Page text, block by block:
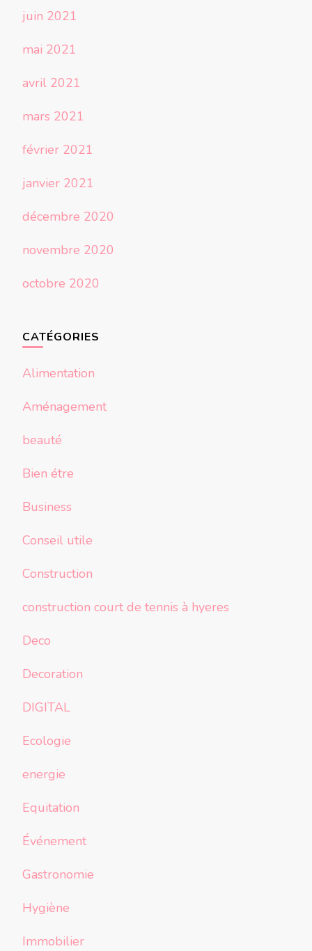
juin 2021
mai 2021
avril 2021
mars 2021
février 2021
janvier 2021
décembre 2020
novembre 2020
octobre 2020
CATÉGORIES
Alimentation
Aménagement
beauté
Bien étre
Business
Conseil utile
Construction
construction court de tennis à hyeres
Deco
Decoration
DIGITAL
Ecologie
energie
Equitation
Événement
Gastronomie
Hygiène
Immobilier